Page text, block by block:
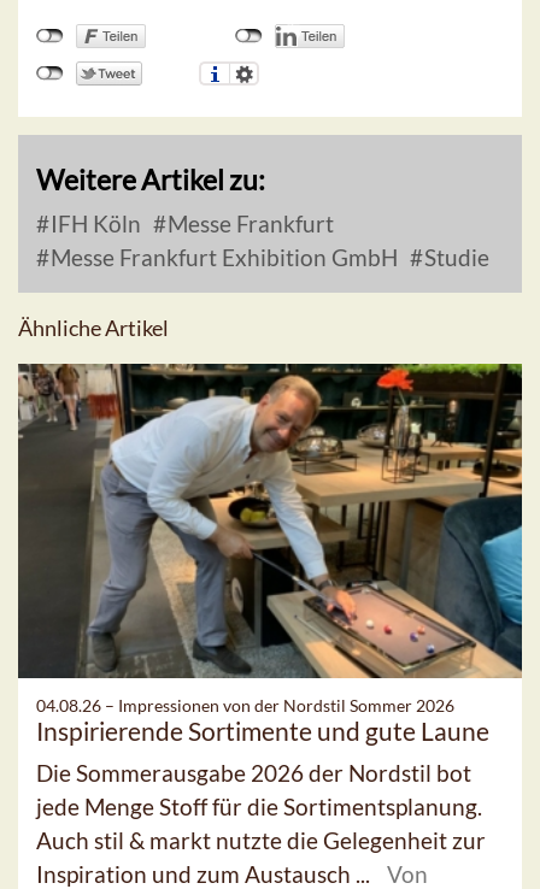
Weitere Artikel zu:
IFH Köln
Messe Frankfurt
Messe Frankfurt Exhibition GmbH
Studie
Ähnliche Artikel
04.08.26 – Impressionen von der Nordstil Sommer 2026
Inspirierende Sortimente und gute Laune
Die Sommerausgabe 2026 der Nordstil bot
jede Menge Stoff für die Sortimentsplanung.
Auch stil & markt nutzte die Gelegenheit zur
Inspiration und zum Austausch ...
Von